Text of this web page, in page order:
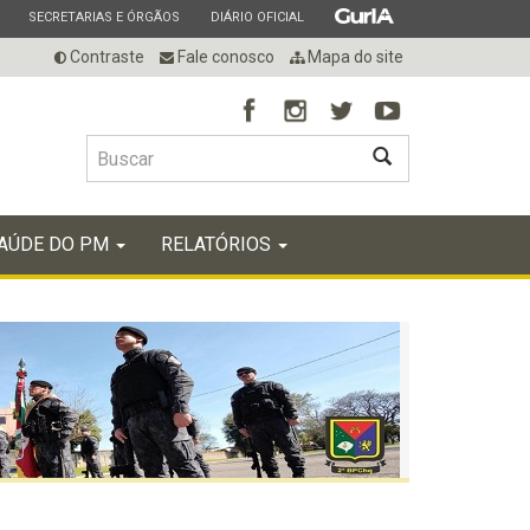
ESTADO
SECRETARIAS E ÓRGÃOS ESTADO
DIÁRIO OFICIAL ESTADO
Contraste Fale conosco Mapa do site
BUSCAR
DO PM RELATÓRIOS